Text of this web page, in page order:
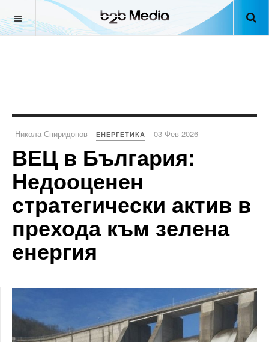
Никола Спиридонов ЕНЕРГЕТИКА 03 Фев 2026
ВЕЦ в България:
Недооценен
стратегически актив в
прехода към зелена
енергия